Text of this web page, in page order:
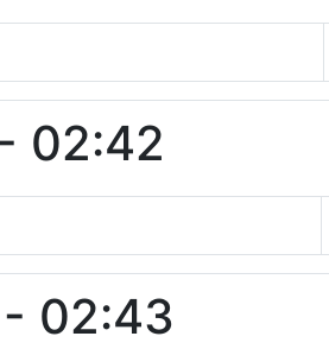
02:42
02:43